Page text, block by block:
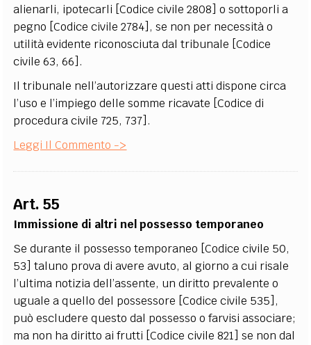
alienarli, ipotecarli [Codice civile 2808] o sottoporli a
pegno [Codice civile 2784], se non per necessità o
utilità evidente riconosciuta dal tribunale [Codice
civile 63, 66].
Il tribunale nell’autorizzare questi atti dispone circa
l’uso e l’impiego delle somme ricavate [Codice di
procedura civile 725, 737].
Leggi Il Commento ->
Art. 55
Immissione di altri nel possesso temporaneo
Se durante il possesso temporaneo [Codice civile 50,
53] taluno prova di avere avuto, al giorno a cui risale
l’ultima notizia dell’assente, un diritto prevalente o
uguale a quello del possessore [Codice civile 535],
può escludere questo dal possesso o farvisi associare;
ma non ha diritto ai frutti [Codice civile 821] se non dal